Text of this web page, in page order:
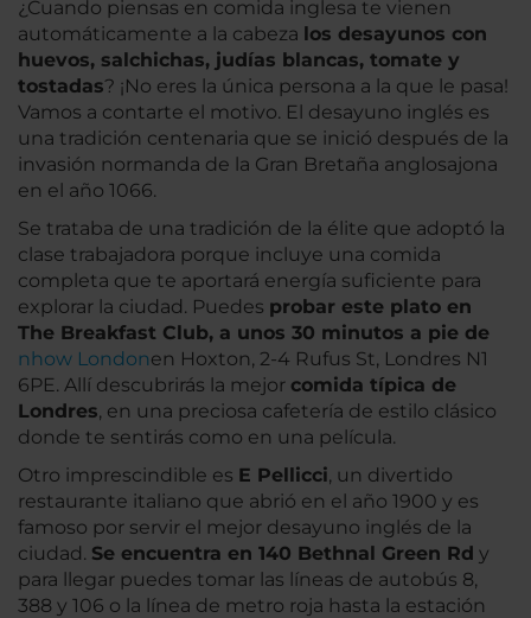
¿Cuando piensas en comida inglesa te vienen
automáticamente a la cabeza los desayunos con
huevos, salchichas, judías blancas, tomate y
tostadas? ¡No eres la única persona a la que le pasa!
Vamos a contarte el motivo. El desayuno inglés es
una tradición centenaria que se inició después de la
invasión normanda de la Gran Bretaña anglosajona
en el año 1066.
Se trataba de una tradición de la élite que adoptó la
clase trabajadora porque incluye una comida
completa que te aportará energía suficiente para
explorar la ciudad. Puedes probar este plato en
The Breakfast Club, a unos 30 minutos a pie de
nhow Londonen Hoxton, 2-4 Rufus St, Londres N1
6PE. Allí descubrirás la mejor comida típica de
Londres, en una preciosa cafetería de estilo clásico
donde te sentirás como en una película.
Otro imprescindible es E Pellicci, un divertido
restaurante italiano que abrió en el año 1900 y es
famoso por servir el mejor desayuno inglés de la
ciudad. Se encuentra en 140 Bethnal Green Rd y
para llegar puedes tomar las líneas de autobús 8,
388 y 106 o la línea de metro roja hasta la estación